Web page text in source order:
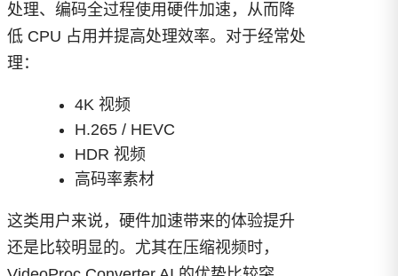
处理、编码全过程使用硬件加速，从而降
低 CPU 占用并提高处理效率。对于经常处
理：
4K 视频
H.265 / HEVC
HDR 视频
高码率素材
这类用户来说，硬件加速带来的体验提升
还是比较明显的。尤其在压缩视频时，